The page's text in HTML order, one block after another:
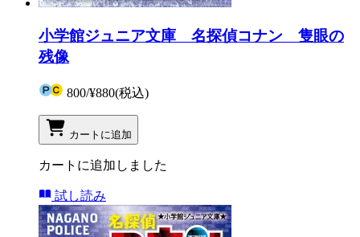
小学館ジュニア文庫 名探偵コナン 隻眼の
残像
800/¥880(税込)
カートに追加
カートに追加しました
試し読み